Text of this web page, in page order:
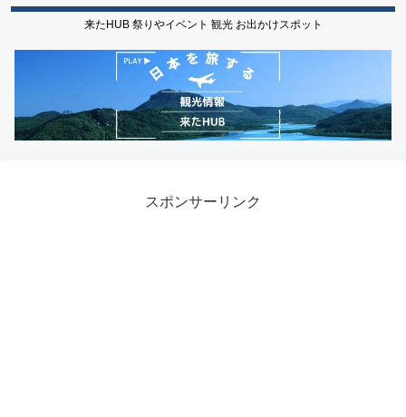
来たHUB 祭りやイベント 観光 お出かけスポット
スポンサーリンク